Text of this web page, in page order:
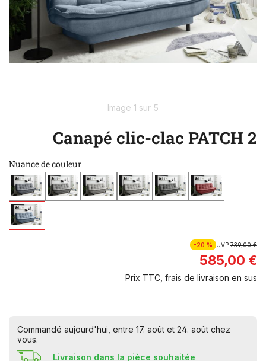
Image 1 sur 5
Canapé clic-clac PATCH 2
Nuance de couleur
-20 % UVP739,00 €
585,00 €
Prix TTC, frais de livraison en sus
Commandé aujourd'hui, entre 17. août et 24. août chez
vous.
Livraison dans la pièce souhaitée